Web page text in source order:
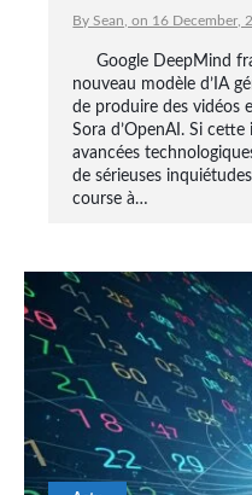
By Sean, on 16 December,
Google DeepMind
nouveau modèle d’IA
de produire des vidéos
Sora d’OpenAI. Si
avancées
de sérieuses
course à…